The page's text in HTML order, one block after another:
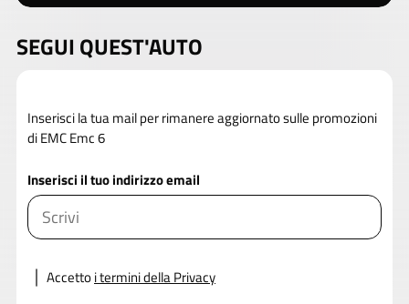
SEGUI QUEST'AUTO
Inserisci la tua mail per rimanere aggiornato sulle promozioni
di EMC Emc 6
Inserisci il tuo indirizzo email
Accettoi termini della Privacy